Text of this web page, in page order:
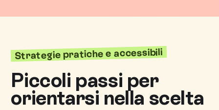
Strategie pratiche e accessibili
Piccoli passi per
orientarsi nella scelta